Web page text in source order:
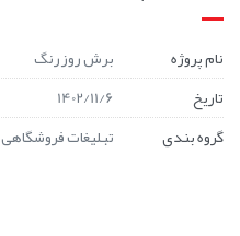
نام پروژه
برش روزرنگ
تاریخ
1402/11/6
گروه بندی
تبلیغات فروشگاهی